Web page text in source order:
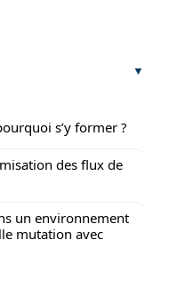
s’y former ?
des flux de
un environnement
mutation avec